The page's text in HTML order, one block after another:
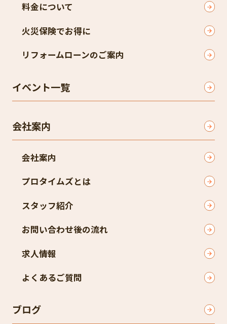
料金について
火災保険でお得に
リフォームローンのご案内
イベント一覧
会社案内
会社案内
プロタイムズとは
スタッフ紹介
お問い合わせ後の流れ
求人情報
よくあるご質問
ブログ